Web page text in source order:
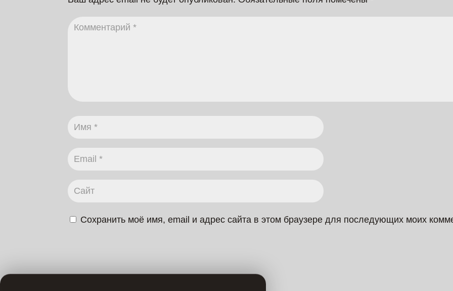
Сохранить моё имя, email и адрес сайта в этом браузере для последующих моих